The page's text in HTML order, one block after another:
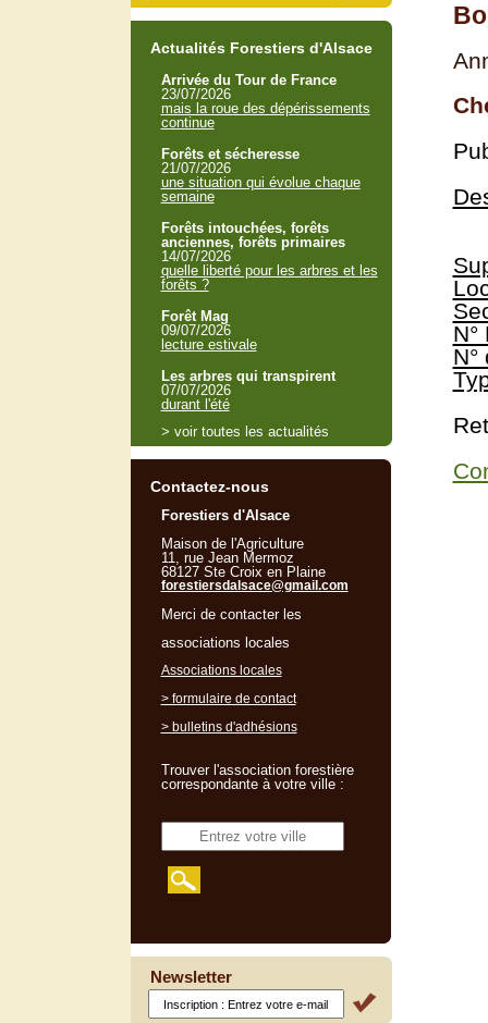
N°
N°
Actualités Forestiers d'Alsace
Arrivée du Tour de France
23/07/2026
mais la roue des dépérissements
continue
Forêts et sécheresse
21/07/2026
une situation qui évolue chaque
semaine
Forêts intouchées, forêts
anciennes, forêts primaires
14/07/2026
quelle liberté pour les arbres et les
forêts ?
Forêt Mag
09/07/2026
lecture estivale
Les arbres qui transpirent
07/07/2026
durant l'été
> voir toutes les actualités
Contactez-nous
Forestiers d'Alsace
Maison de l'Agriculture
11, rue Jean Mermoz
68127 Ste Croix en Plaine
forestiersdalsace@gmail.com
Merci de contacter les
associations locales
Associations locales
> formulaire de contact
> bulletins d'adhésions
Trouver l'association forestière
correspondante à votre ville :
Newsletter